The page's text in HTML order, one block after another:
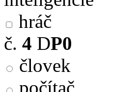
hráč
č. 4 DP0
človek
počítač